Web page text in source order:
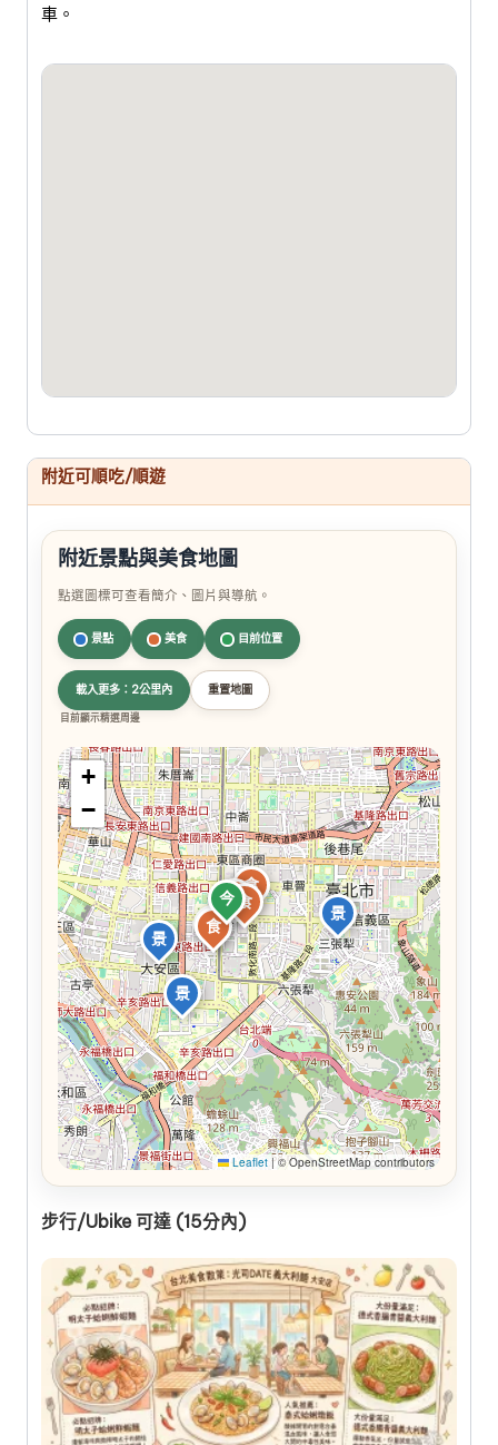
車。
附近可順吃/順遊
附近景點與美食地圖
點選圖標可查看簡介、圖片與導航。
景點 美食 目前位置
載入更多：2公里內 重置地圖
目前顯示精選周邊
今
食
景
食
食
景
景
食
食
+
−
Leaflet |© OpenStreetMap contributors
步行/Ubike 可達 (15分內)